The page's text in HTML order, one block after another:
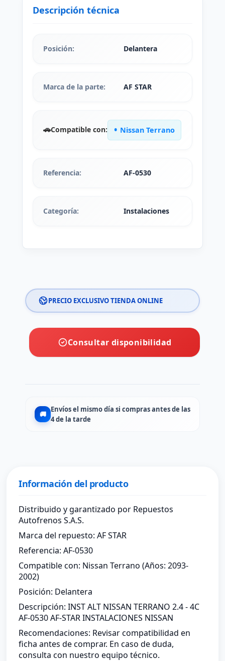
Descripción técnica
Posición: Delantera
Marca de la parte: AF STAR
🚗Compatible con: Nissan Terrano
Referencia: AF-0530
Categoría: Instalaciones
PRECIO EXCLUSIVO TIENDA ONLINE
Consultar disponibilidad
🚚
Envíos el mismo día si compras antes de las
4 de la tarde
Información del producto
Distribuido y garantizado por Repuestos
Autofrenos S.A.S.
Marca del repuesto: AF STAR
Referencia: AF-0530
Compatible con: Nissan Terrano (Años: 2093-
2002)
Posición: Delantera
Descripción: INST ALT NISSAN TERRANO 2.4 - 4C
AF-0530 AF-STAR INSTALACIONES NISSAN
Recomendaciones: Revisar compatibilidad en
ficha antes de comprar. En caso de duda,
consulta con nuestro equipo técnico.